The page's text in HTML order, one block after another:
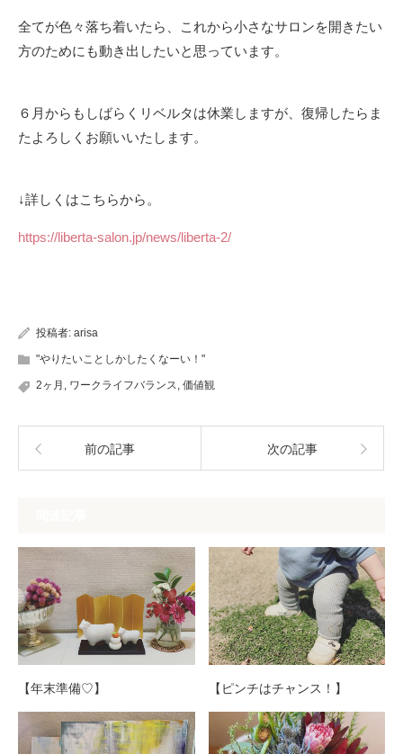
全てが色々落ち着いたら、これから小さなサロンを開きたい
方のためにも動き出したいと思っています。
６月からもしばらくリベルタは休業しますが、復帰したらま
たよろしくお願いいたします。
↓詳しくはこちらから。
https://liberta-salon.jp/news/liberta-2/
投稿者: arisa
"やりたいことしかしたくなーい！"
2ヶ月 ワークライフバランス 価値観
前の記事 次の記事
【年末準備♡】 【ピンチはチャンス！】